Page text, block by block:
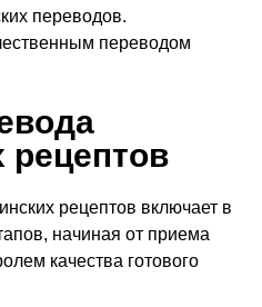
переводов.
переводом
рецептов
рецептов включает в
начиная от приема
качества готового